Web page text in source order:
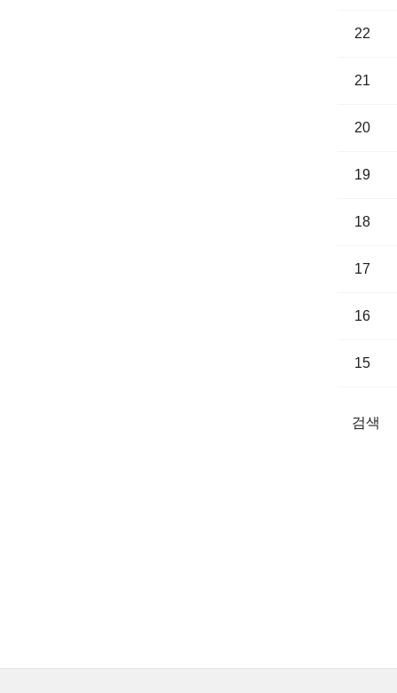
22
21
20
19
18
17
16
15
검색